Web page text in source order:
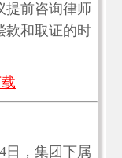
提前咨询律师
款和取证的时
日，集团下属